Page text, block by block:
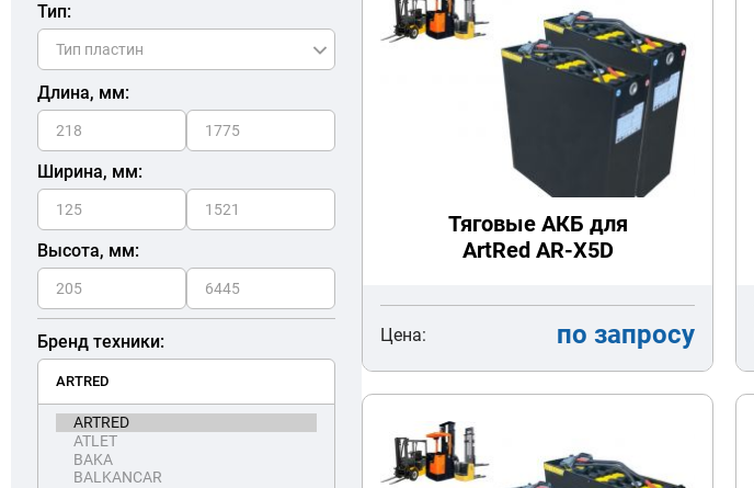
Тип:
Длина, мм:
Ширина, мм:
Высота, мм:
Бренд техники:
Тяговые АКБ для
ArtRed AR-X5D
Цена: по запросу